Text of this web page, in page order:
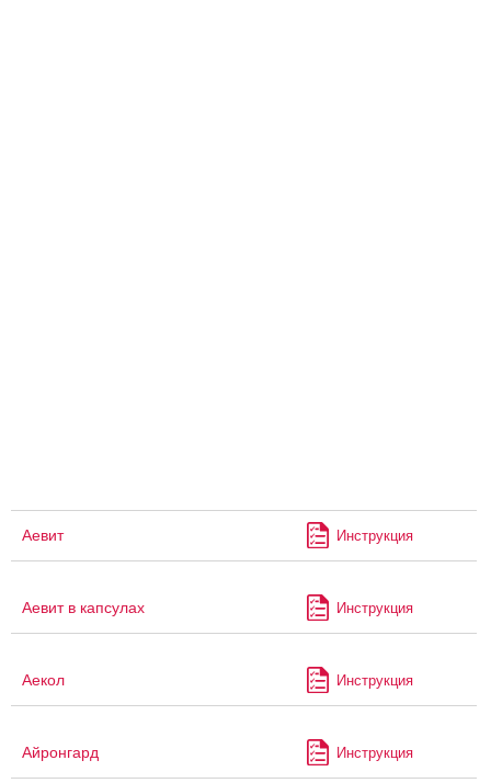
Аевит Инструкция
Аевит в капсулах Инструкция
Аекол Инструкция
Айронгард Инструкция